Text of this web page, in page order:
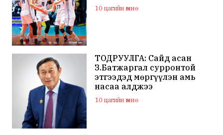
10 цагийн өмнө
ТОДРУУЛГА: Сайд асан
З.Батжаргал сурронтой
этгээдэд мөргүүлэн амь
насаа алджээ
10 цагийн өмнө